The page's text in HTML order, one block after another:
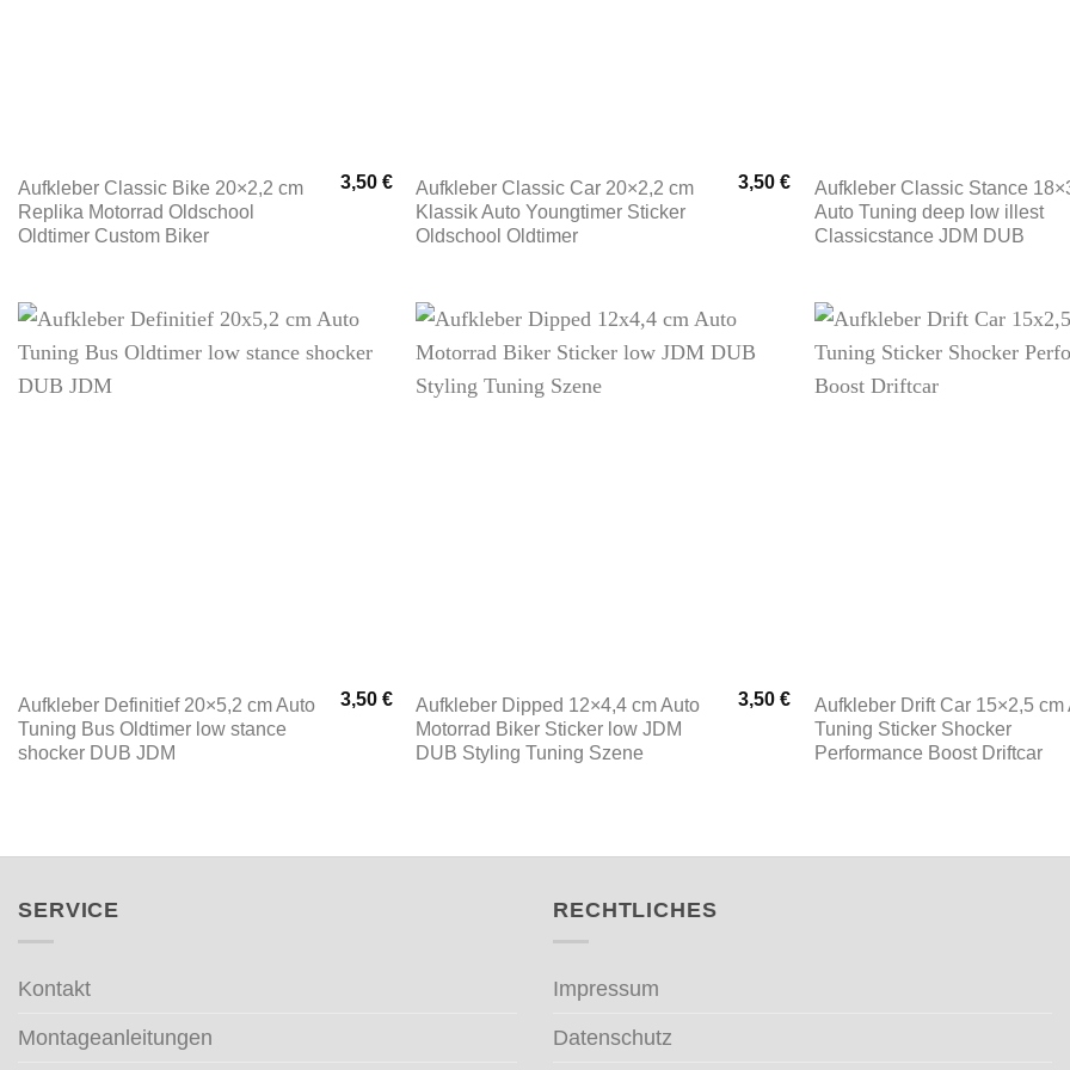
Aufkleber Classic Bike 20×2,2 cm
Replika Motorrad Oldschool
Oldtimer Custom Biker
3,50 €
Aufkleber Classic Car 20×2,2 cm
Klassik Auto Youngtimer Sticker
Oldschool Oldtimer
3,50€
Aufkleber Classic Stance
Auto Tuning deep low illest
Classicstance JDM DUB
Aufkleber Definitief 20×5,2 cm Auto
Tuning Bus Oldtimer low stance
shocker DUB JDM
3,50 €
Aufkleber Dipped 12×4,4 cm Auto
Motorrad Biker Sticker low JDM
DUB Styling Tuning Szene
3,50€
Aufkleber Drift Car 15×2,5 cm
Tuning Sticker Shocker
Performance Boost Driftcar
SERVICE
Kontakt
Montageanleitungen
RECHTLICHES
Impressum
Datenschutz